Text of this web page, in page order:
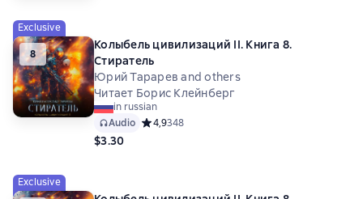
Exclusive
8
Колыбель цивилизаций II. Книга 8.
Стиратель
Юрий Тарарев and others
Читает Борис Клейнберг
in russian
Audio Средний рейтинг 4,9 на основе 348 оценок
4,9348
$3.30
Exclusive